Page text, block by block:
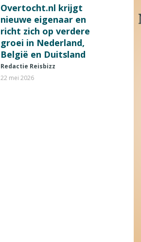
Overtocht.nl krijgt
nieuwe eigenaar en
richt zich op verdere
groei in Nederland,
België en Duitsland
Redactie Reisbizz
22 mei 2026